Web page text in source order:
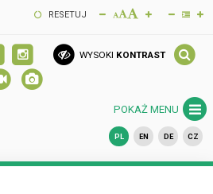
RESETUJ
WYSOKI KONTRAST
POKAŻ MENU
PL EN DE CZ